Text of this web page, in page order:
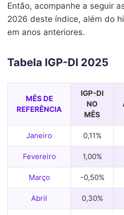
Então, acompanhe a seguir
2026 deste índice, além do
em anos anteriores.
Tabela IGP-DI 2025
MÊS DE
REFERÊNCIA
IGP-DI
NO
MÊS
Janeiro 0,11%
Fevereiro 1,00%
Março -0,50%
Abril 0,30%